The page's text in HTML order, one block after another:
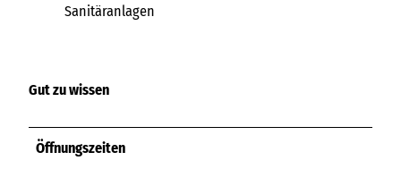
Sanitäranlagen
Gut zu wissen
Öffnungszeiten